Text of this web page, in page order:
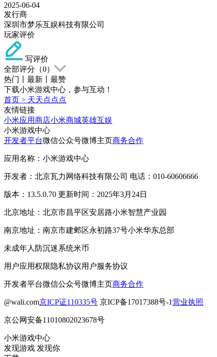
2025-06-04
发行商
深圳市梦乐互娱科技有限公司
玩家评价
写评价
全部评分（0）
热门
最新
最赞
下载小米游戏中心，参与互动！
首页 > 天天点点点
友情链接
小米应用商店小米商城英雄互娱
小米游戏中心
开发者平台微信公众号微博主页商务合作
应用名称：小米游戏中心
开发者：北京瓦力网络科技有限公司 电话：010-60606666
版本：13.5.0.70 更新时间：2025年3月24日
北京地址：北京市昌平区安居路小米智慧产业园
南京地址：南京市建邺区永初路37号小米华东总部
未成年人防沉迷系统米币
用户应用权限隐私协议用户服务协议
开发者平台微信公众号微博主页商务合作
@wali.com京ICP证110335号 京ICP备17017388号-1营业执照
京公网安备11010802023678号
小米游戏中心
发现游戏 发现你